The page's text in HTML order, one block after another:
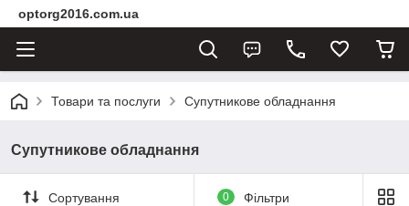
optorg2016.com.ua
Товари та послуги Супутникове обладнання
Супутникове обладнання
Сортування 0 Фільтри